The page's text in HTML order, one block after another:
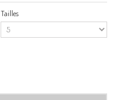
Tailles